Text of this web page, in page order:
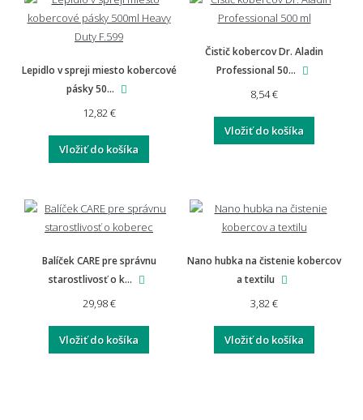
Sú nášlapy vhodné pre domácnosti s deťmi,
seniorov alebo mazlíčkov?
💰 Cena, doprava a záruka
Ako sa počíta cena nášlapov?
Koľko stojí doprava?
Je možné nášlapy vrátiť?
Lepidlo v spreji miesto kobercové
pásky 50...
12,82 €
Vložiť do košíka
Čistič kobercov Dr. Aladin
Professional 50...
8,54 €
Vložiť do košíka
Balíček CARE pre správnu
starostlivosť o k...
29,98 €
Vložiť do košíka
Nano hubka na čistenie kobercov
a textilu
3,82 €
Vložiť do košíka